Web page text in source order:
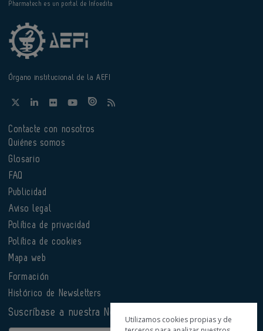
Pharmatech es un portal de Infoedita
Órgano institucional de la AEFI
Contacte con nosotros
Quiénes somos
Glosario
FAQ
Publicidad
Aviso legal
Política de privacidad
Política de cookies
Mapa web
Formación
Histórico de Newsletters
Suscríbase a nuestra Newsletter
Utilizamos cookies propias y de